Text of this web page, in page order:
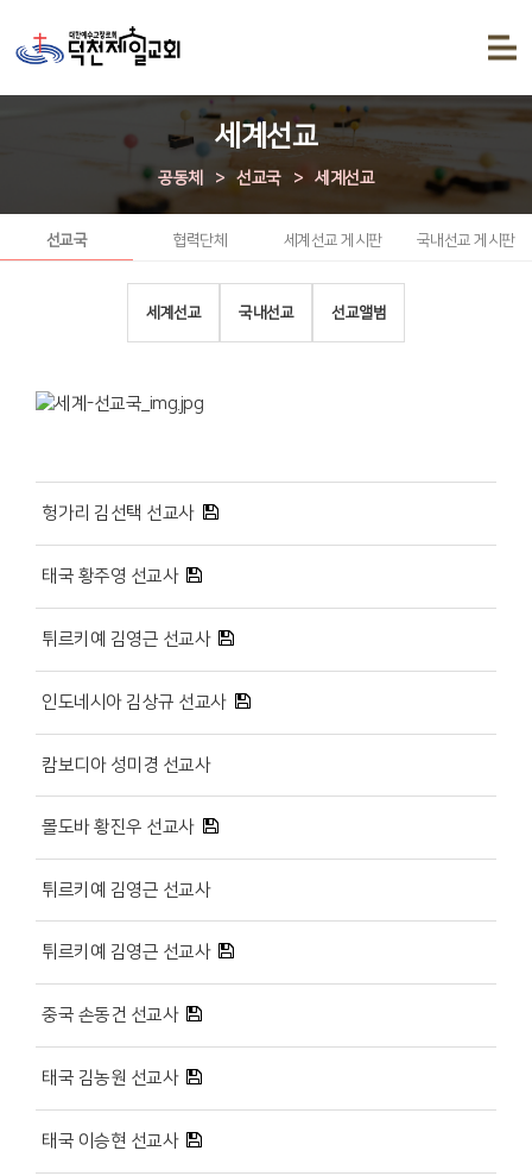
세계선교
공동체 > 선교국 > 세계선교
선교국 협력단체 세계선교 게시판 국내선교 게시판
세계선교 국내선교 선교앨범
헝가리 김선택 선교사
태국 황주영 선교사
튀르키예 김영근 선교사
인도네시아 김상규 선교사
캄보디아 성미경 선교사
몰도바 황진우 선교사
튀르키예 김영근 선교사
튀르키예 김영근 선교사
중국 손동건 선교사
태국 김농원 선교사
태국 이승현 선교사